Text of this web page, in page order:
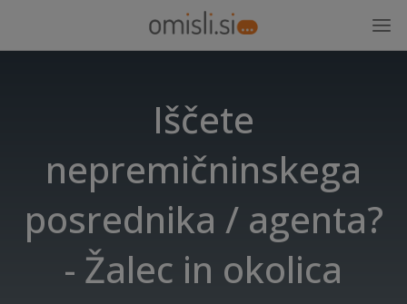
Iščete
nepremičninskega
posrednika / agenta?
- Žalec in okolica